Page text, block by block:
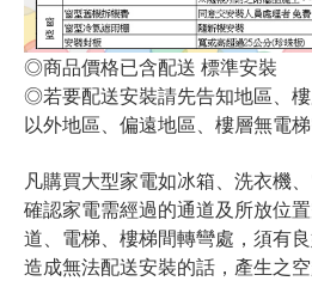
◎商品價格已含配送 標準安裝
◎若要配送安裝請先告知地區、
以外地區、偏遠地區、樓層無電
凡購買大型家電如冰箱、洗衣機
確認家電需經過的通道及所放位
道、電梯、樓梯間轉彎處，須有
造成無法配送安裝的話，產生之